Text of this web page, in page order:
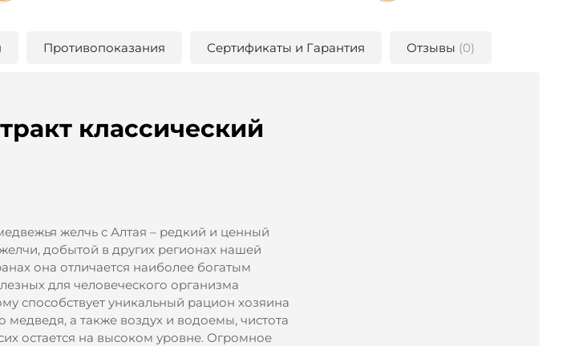
Противопоказания Сертификаты и Гарантия Отзывы (0)
классический
желчь с Алтая – редкий и ценный
добытой в других регионах нашей
она отличается наиболее богатым
для человеческого организма
способствует уникальный рацион хозяина
медведя, а также воздух и водоемы, чистота
остается на высоком уровне. Огромное